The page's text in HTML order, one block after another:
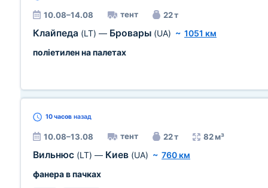
10.08–14.08 тент 22 т
Клайпеда (LT) — Бровары (UA) ~ 1051 км
поліетилен на палетах
10 часов назад
10.08–13.08 тент 22 т 82 м³
Вильнюс (LT) — Киев (UA) ~ 760 км
фанера в пачках